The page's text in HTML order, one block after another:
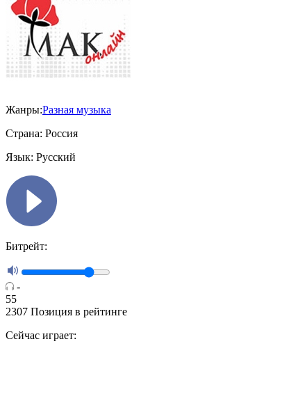
Жанры:Разная музыка
Страна: Россия
Язык: Русский
Битрейт:
-
55
2307 Позиция в рейтинге
Сейчас играет: